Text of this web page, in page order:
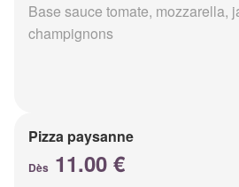
Base sauce tomate, mozzarella,
champignons
Pizza paysanne
Dès 11.00 €